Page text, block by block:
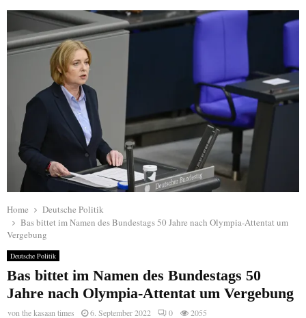
Home
Deutsche Politik
Bas bittet im Namen des Bundestags 50 Jahre nach Olympia-Attentat um
Vergebung
Deutsche Politik
Bas bittet im Namen des Bundestags 50
Jahre nach Olympia-Attentat um Vergebung
vonthe kasaan times 6. September 2022 0 2055